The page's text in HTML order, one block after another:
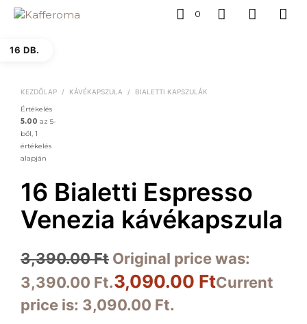
0
16 DB.
KEZDŐLAP / KÁVÉKAPSZULA / BIALETTI KAPSZULÁK
Értékelés
5.00 az 5-
ből, 1
értékelés
alapján
16 Bialetti Espresso
Venezia kávékapszula
3,390.00Ft Original price was:
3,390.00 Ft.3,090.00 FtCurrent
price is: 3,090.00 Ft.